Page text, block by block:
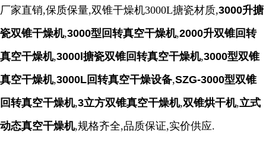
厂家直销,保质保量,双锥干燥机3000L搪瓷材质,3000升搪
瓷双锥干燥机,3000型回转真空干燥机,2000升双锥回转
真空干燥机,3000l搪瓷双锥回转真空干燥机,3000型双锥
真空干燥机,3000L回转真空干燥设备,SZG-3000型双锥
回转真空干燥机,3立方双锥真空干燥机,双锥烘干机,立式
动态真空干燥机,规格齐全,品质保证,实价供应.